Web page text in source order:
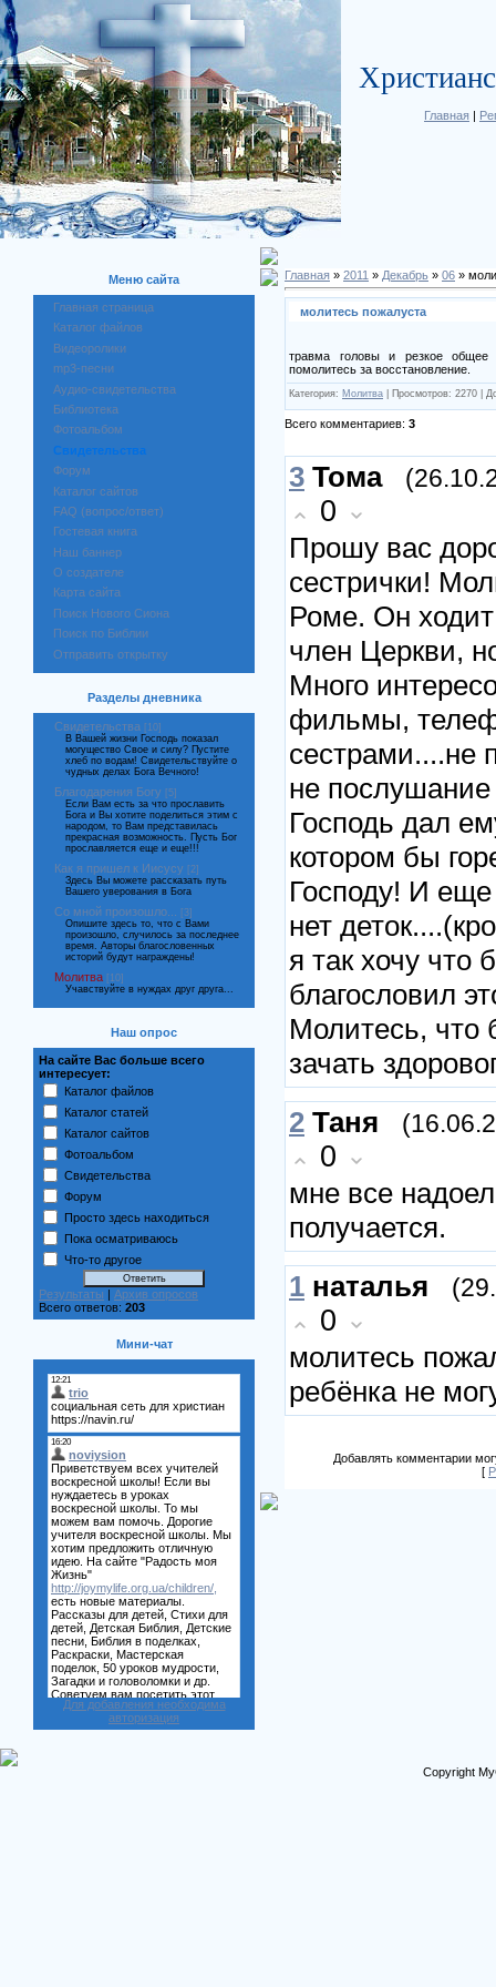
Главная |
Меню сайта
Главная страница
Каталог файлов
Видеоролики
mp3-песни
Аудио-свидетельства
Библиотека
Фотоальбом
Свидетельства
Форум
Каталог сайтов
FAQ (вопрос/ответ)
Гостевая книга
Наш баннер
О создателе
Карта сайта
Поиск Нового Сиона
Поиск по Библии
Отправить открытку
Разделы дневника
Свидетельства
[10]
В Вашей жизни Господь показал
могущество Свое и силу? Пустите
хлеб по водам! Свидетельствуйте о
чудных делах Бога Вечного!
Благодарения Богу
[5]
Если Вам есть за что прославить
Бога и Вы хотите поделиться этим с
народом, то Вам представилась
прекрасная возможность. Пусть Бог
прославляется еще и еще!!!
Как я пришел к Иисусу
[2]
Здесь Вы можете рассказать путь
Вашего уверования в Бога
Со мной произошло...
[3]
Опишите здесь то, что с Вами
произошло, случилось за последнее
время. Авторы благословенных
историй будут награждены!
Молитва
[10]
Учавствуйте в нуждах друг друга...
Наш опрос
На сайте Вас больше всего
интересует:
Каталог файлов
Каталог статей
Каталог сайтов
Фотоальбом
Свидетельства
Форум
Просто здесь находиться
Пока осматриваюсь
Что-то другое
Результаты | Архив опросов
Всего ответов: 203
Мини-чат
Для добавления необходима
авторизация
Главная » 2011 » Декабрь » 06 »
молитесь пожалуста
травма головы и резкое
помолитесь за восстановление.
Категория: Молитва | Просмотров: 2270 |
Всего комментариев: 3
3 Тома
0
Прошу вас
сестрички!
Роме. Он
член Церкви,
Много
фильмы,
сестрами....не
не
Господь дал
котором бы
Господу! И
нет
я так хочу что
благословил
Молитесь, что
зачать
2 Таня
0
мне все
получается.
1 наталья
0
молитесь
ребёнка не
Добавлять комментарии
[
Copyright